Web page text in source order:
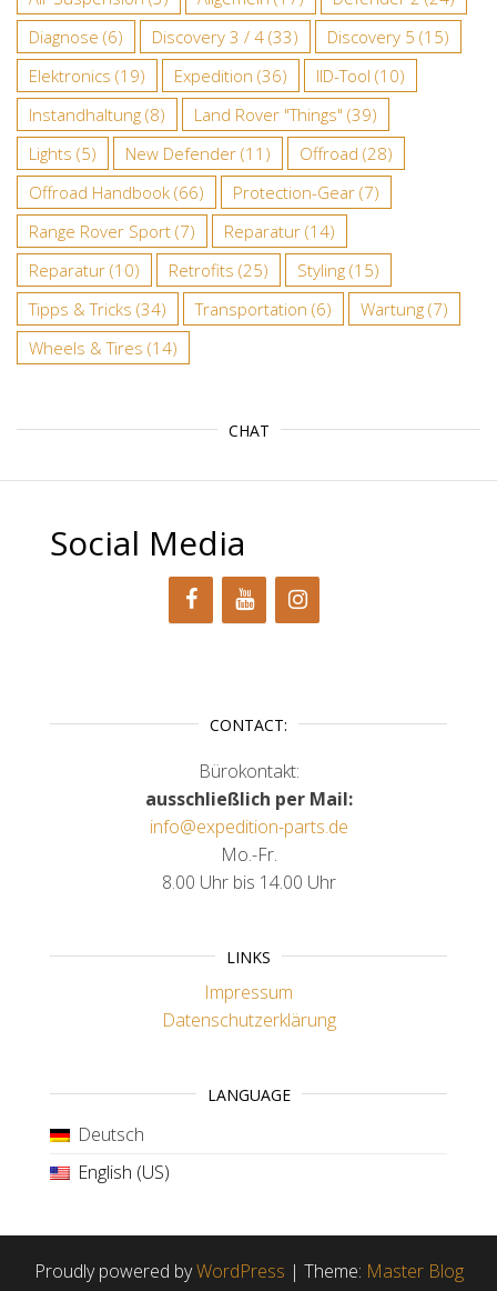
Diagnose (6) Discovery 3 / 4 (33) Discovery 5 (15)
Elektronics (19) Expedition (36) IID-Tool (10)
Instandhaltung (8) Land Rover "Things" (39)
Lights (5) New Defender (11) Offroad (28)
Offroad Handbook (66) Protection-Gear (7)
Range Rover Sport (7) Reparatur (14)
Reparatur (10) Retrofits (25) Styling (15)
Tipps & Tricks (34) Transportation (6) Wartung (7)
Wheels & Tires (14)
CHAT
Social Media
CONTACT:
Bürokontakt:
ausschließlich per Mail:
info@expedition-parts.de
Mo.-Fr.
8.00 Uhr bis 14.00 Uhr
LINKS
Impressum
Datenschutzerklärung
LANGUAGE
Deutsch
English (US)
Proudly powered byWordPress | Theme: Master Blog